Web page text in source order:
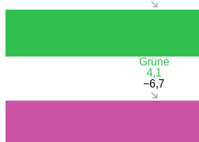
Grüne
4,1
−6,7